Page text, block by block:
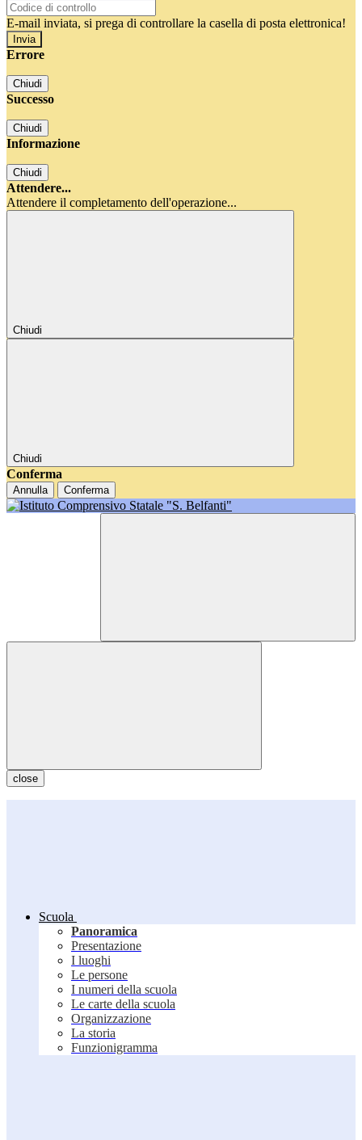
E-mail inviata, si prega di controllare la casella di posta elettronica!
Errore
Chiudi
Successo
Chiudi
Informazione
Chiudi
Attendere...
Attendere il completamento dell'operazione...
Chiudi
Chiudi
Conferma
Annulla Conferma
close
Scuola
Panoramica
Presentazione
I luoghi
Le persone
I numeri della scuola
Le carte della scuola
Organizzazione
La storia
Funzionigramma